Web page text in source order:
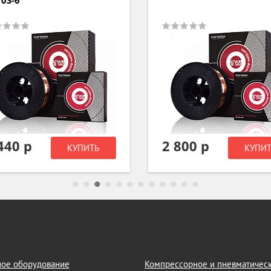
р КУПИТЬ 2 800 р
оборудование
Компрессорное и